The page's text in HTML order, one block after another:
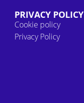
PRIVACY POLICY
Cookie policy
Privacy Policy